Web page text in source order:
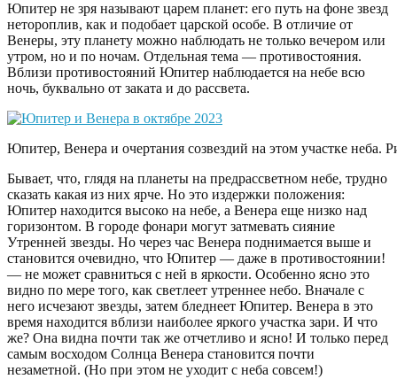
Юпитер не зря называют царем планет: его путь на фоне звезд
нетороплив, как и подобает царской особе. В отличие от
Венеры, эту планету можно наблюдать не только вечером или
утром, но и по ночам. Отдельная тема — противостояния.
Вблизи противостояний Юпитер наблюдается на небе всю
ночь, буквально от заката и до рассвета.
Юпитер, Венера и очертания созвездий на этом участке неба.
Бывает, что, глядя на планеты на предрассветном небе, трудно
сказать какая из них ярче. Но это издержки положения:
Юпитер находится высоко на небе, а Венера еще низко над
горизонтом. В городе фонари могут затмевать сияние
Утренней звезды. Но через час Венера поднимается выше и
становится очевидно, что Юпитер — даже в противостоянии!
— не может сравниться с ней в яркости. Особенно ясно это
видно по мере того, как светлеет утреннее небо. Вначале с
него исчезают звезды, затем бледнеет Юпитер. Венера в это
время находится вблизи наиболее яркого участка зари. И что
же? Она видна почти так же отчетливо и ясно! И только перед
самым восходом Солнца Венера становится почти
незаметной. (Но при этом не уходит с неба совсем!)